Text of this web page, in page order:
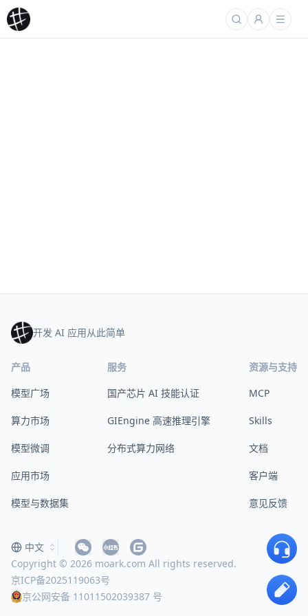
开发 AI 应用从此简单
产品
模型广场
算力市场
模型微调
应用市场
模型与数据集
服务
国产芯片 AI 技能认证
GIEngine 高速推理引擎
分布式算力网络
资源与支持
MCP
Skills
文档
客户端
意见反馈
Copyright © 2026 moark.com All rights reserved.
京ICP备2025119063号
京公网安备 11011502039387 号
中文